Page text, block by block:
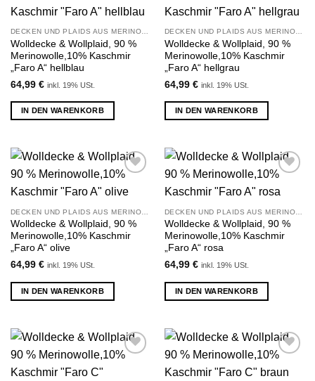
Wunschliste
Wolldecke & Wollplaid, 90 %
Merinowolle,10% Kaschmir
„Faro A“ hellblau
64,99 € inkl. 19% USt.
IN DEN WARENKORB
Wunschliste
Wolldecke & Wollplaid, 90 %
Merinowolle,10% Kaschmir
„Faro A“ hellgrau
64,99 € inkl. 19% USt.
IN DEN WARENKORB
Wunschliste
Wolldecke & Wollplaid, 90 %
Merinowolle,10% Kaschmir
„Faro A“ olive
64,99 € inkl. 19% USt.
IN DEN WARENKORB
Wunschliste
Wolldecke & Wollplaid, 90 %
Merinowolle,10% Kaschmir
„Faro A“ rosa
64,99 € inkl. 19% USt.
IN DEN WARENKORB
Wunschliste
Wunschliste